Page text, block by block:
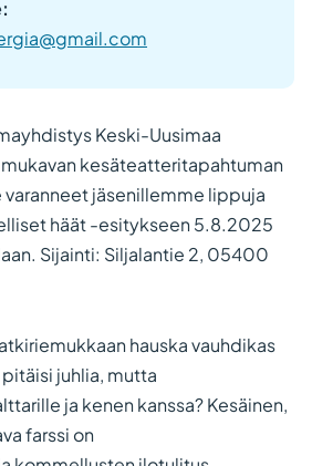
Keski-Uusimaa
kesäteatteritapahtuman
jäsenillemme lippuja
häät -esitykseen 5.8.2025
Sijainti: Siljalantie 2, 05400
hauska vauhdikas
juhlia, mutta
ja kenen kanssa? Kesäinen,
farssi on